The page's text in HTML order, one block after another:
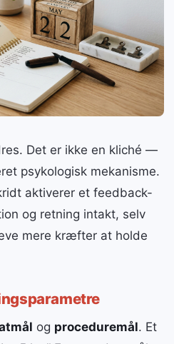
Det er ikke en kliché —
psykologisk mekanisme.
aktiverer et feedback-
og retning intakt, selv
mere kræfter at holde
og proceduremål. Et